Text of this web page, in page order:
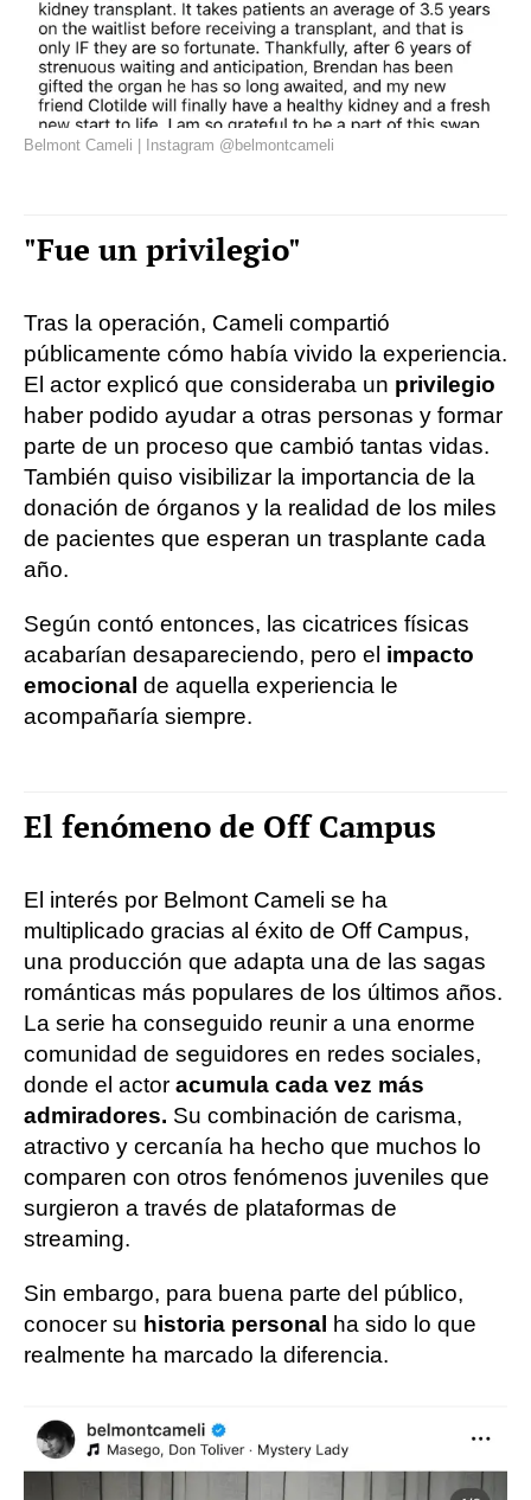
Belmont Cameli | Instagram @belmontcameli
"Fue un privilegio"
Tras la operación, Cameli compartió
públicamente cómo había vivido la experiencia.
El actor explicó que consideraba un privilegio
haber podido ayudar a otras personas y formar
parte de un proceso que cambió tantas vidas.
También quiso visibilizar la importancia de la
donación de órganos y la realidad de los miles
de pacientes que esperan un trasplante cada
año.
Según contó entonces, las cicatrices físicas
acabarían desapareciendo, pero el impacto
emocional de aquella experiencia le
acompañaría siempre.
El fenómeno de Off Campus
El interés por Belmont Cameli se ha
multiplicado gracias al éxito de Off Campus,
una producción que adapta una de las sagas
románticas más populares de los últimos años.
La serie ha conseguido reunir a una enorme
comunidad de seguidores en redes sociales,
donde el actor acumula cada vez más
admiradores. Su combinación de carisma,
atractivo y cercanía ha hecho que muchos lo
comparen con otros fenómenos juveniles que
surgieron a través de plataformas de
streaming.
Sin embargo, para buena parte del público,
conocer su historia personal
ha sido lo que
realmente ha marcado la diferencia.